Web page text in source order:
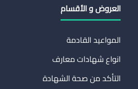
العروض و الأقسام
المواعيد القادمة
انواع شهادات معارف
التأكد من صحة الشهادة